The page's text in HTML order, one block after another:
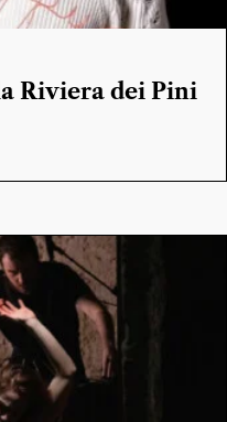
Riviera dei Pini